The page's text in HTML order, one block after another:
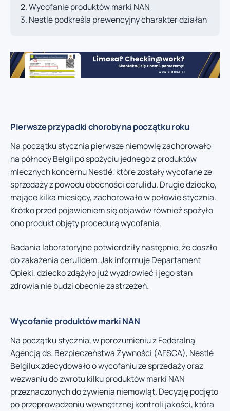
Wycofanie produktów marki NAN
Nestlé podkreśla prewencyjny charakter działań
Pierwsze przypadki choroby na początku roku
Na początku stycznia pierwsze niemowlę zachorowało
na północy Belgii po spożyciu jednego z produktów
mlecznych koncernu Nestlé, które zostały wycofane ze
sprzedaży z powodu obecności cerulidu. Drugie dziecko,
mające kilka miesięcy, zachorowało w połowie stycznia.
Krótko przed pojawieniem się objawów również spożyło
ono produkt objęty procedurą wycofania.
Badania laboratoryjne potwierdziły następnie, że doszło
do zakażenia cerulidem. Jak informuje Departament
Opieki, dziecko zdążyło już wyzdrowieć i jego stan
zdrowia nie budzi obecnie zastrzeżeń.
Wycofanie produktów marki NAN
Na początku stycznia, w porozumieniu z Federalną
Agencją ds. Bezpieczeństwa Żywności (AFSCA), Nestlé
Belgilux zdecydowało o wycofaniu ze sprzedaży oraz
wezwaniu do zwrotu kilku produktów marki NAN
przeznaczonych do żywienia niemowląt. Decyzję podjęto
po przeprowadzeniu wewnętrznej kontroli jakości, która